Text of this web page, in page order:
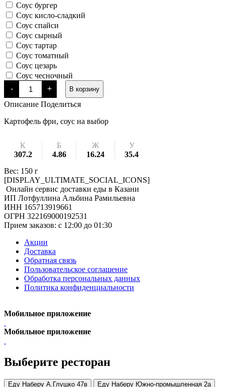
Соус бургер
Соус кисло-сладкий
Соус спайси
Соус сырный
Соус тартар
Соус томатный
Соус цезарь
Соус чесночный
-
Количество
товара
Картофель
Фри
+ В корзину
Описание Поделиться
Картофель фри, соус на выбор
К
307.2
Б
4.86
Ж
16.24
У
35.4
Вес: 150 г
[DISPLAY_ULTIMATE_SOCIAL_ICONS]
Онлайн сервис доставки еды в Казани
ИП Лотфуллина Альбина Рамильевна
ИНН 165713919661
ОГРН 322169000192531
Прием заказов: c 12:00 до 01:30
Акции
Доставка
Обратная связь
Пользовательское соглашение
Обработка персональных данных
Политика конфиденциальности
Мобильное приложение
Мобильное приложение
Выберите ресторан
Еду Наберу А.Глушко 47в Еду Наберу Южно-промышленная 2а